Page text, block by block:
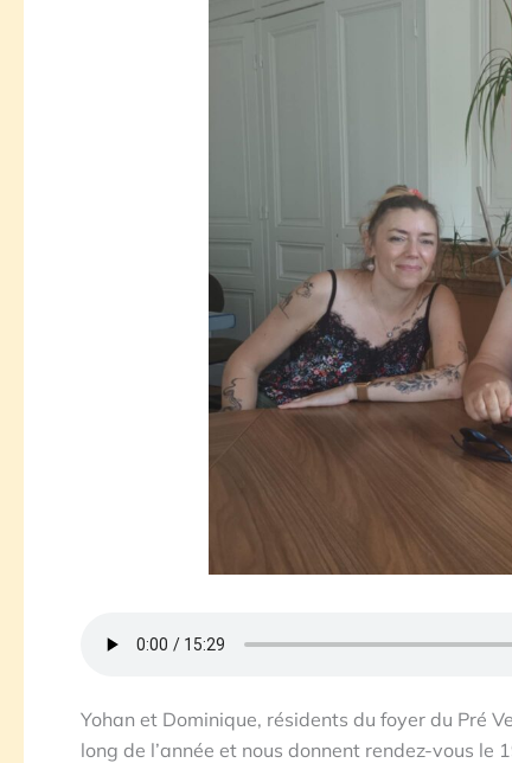
Yohan et Dominique, résidents du foyer du Pré
long de l’année et nous donnent rendez-vous